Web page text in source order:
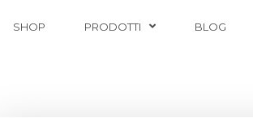
SHOP PRODOTTI BLOG